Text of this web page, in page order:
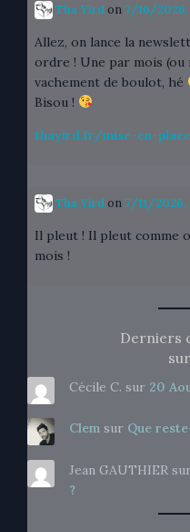
Tha Yird on 7/16/2026,
Allez, on lance la
ordre ! Une par mois (ou
vachement de boulot, hé
Bisou !
thayird.fr/mise-en-
Tha Yird on 7/11/2026,
Il pleut ! Il pleut comme
mois !
Derniers
Cécile C. sur 20
Clemsur Que
Jean GAUTHIER
?